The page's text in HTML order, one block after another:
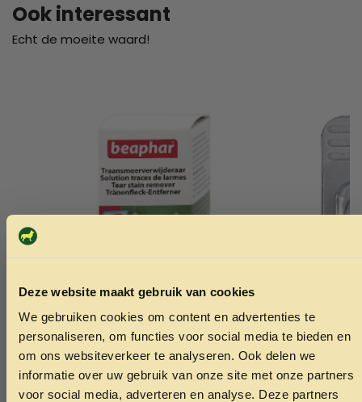
Deze website maakt gebruik van cookies
We gebruiken cookies om content en advertenties te
personaliseren, om functies voor social media te bieden en
om ons websiteverkeer te analyseren. Ook delen we
informatie over uw gebruik van onze site met onze partners
voor social media, adverteren en analyse. Deze partners
Ook interessant
Echt de moeite waard!
Beaphar traanstreepverwijderaar 50ml Wartellood
ONTVANG 5% KORTING OP
JE EERSTE BESTELLING!